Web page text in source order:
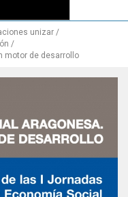
unizar
motor de desarrollo